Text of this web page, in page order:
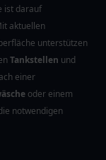
ist darauf
aktuellen
unterstützen
Tankstellen und
einer
oder einem
notwendigen